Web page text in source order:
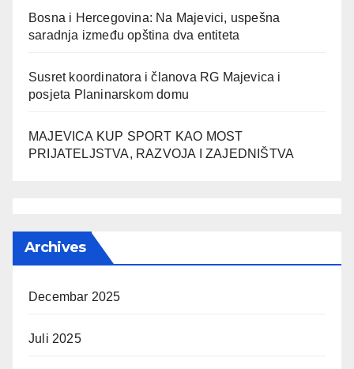
Bosna i Hercegovina: Na Majevici, uspešna
saradnja između opština dva entiteta
Susret koordinatora i članova RG Majevica i
posjeta Planinarskom domu
MAJEVICA KUP SPORT KAO MOST
PRIJATELJSTVA, RAZVOJA I ZAJEDNIŠTVA
Archives
Decembar 2025
Juli 2025